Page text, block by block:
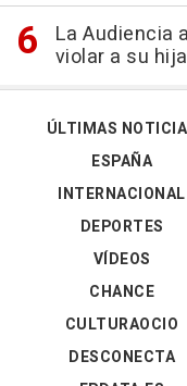
La Audiencia
violar a su
ÚLTIMAS
ESPAÑA
INTERNACIONAL
DEPORTES
VÍDEOS
CHANCE
CULTURAOCIO
DESCONECTA